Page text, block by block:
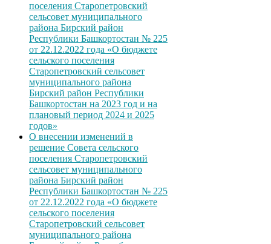
поселения Старопетровский
сельсовет муниципального
района Бирский район
Республики Башкортостан № 225
от 22.12.2022 года «О бюджете
сельского поселения
Старопетровский сельсовет
муниципального района
Бирский район Республики
Башкортостан на 2023 год и на
плановый период 2024 и 2025
годов»
О внесении изменений в
решение Совета сельского
поселения Старопетровский
сельсовет муниципального
района Бирский район
Республики Башкортостан № 225
от 22.12.2022 года «О бюджете
сельского поселения
Старопетровский сельсовет
муниципального района